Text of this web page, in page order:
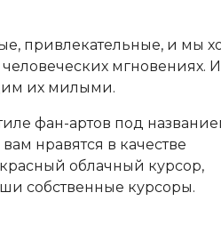
привлекательные, и мы
мгновениях. И
их милыми.
фан-артов под
нравятся в качестве
облачный курсор,
собственные курсоры.